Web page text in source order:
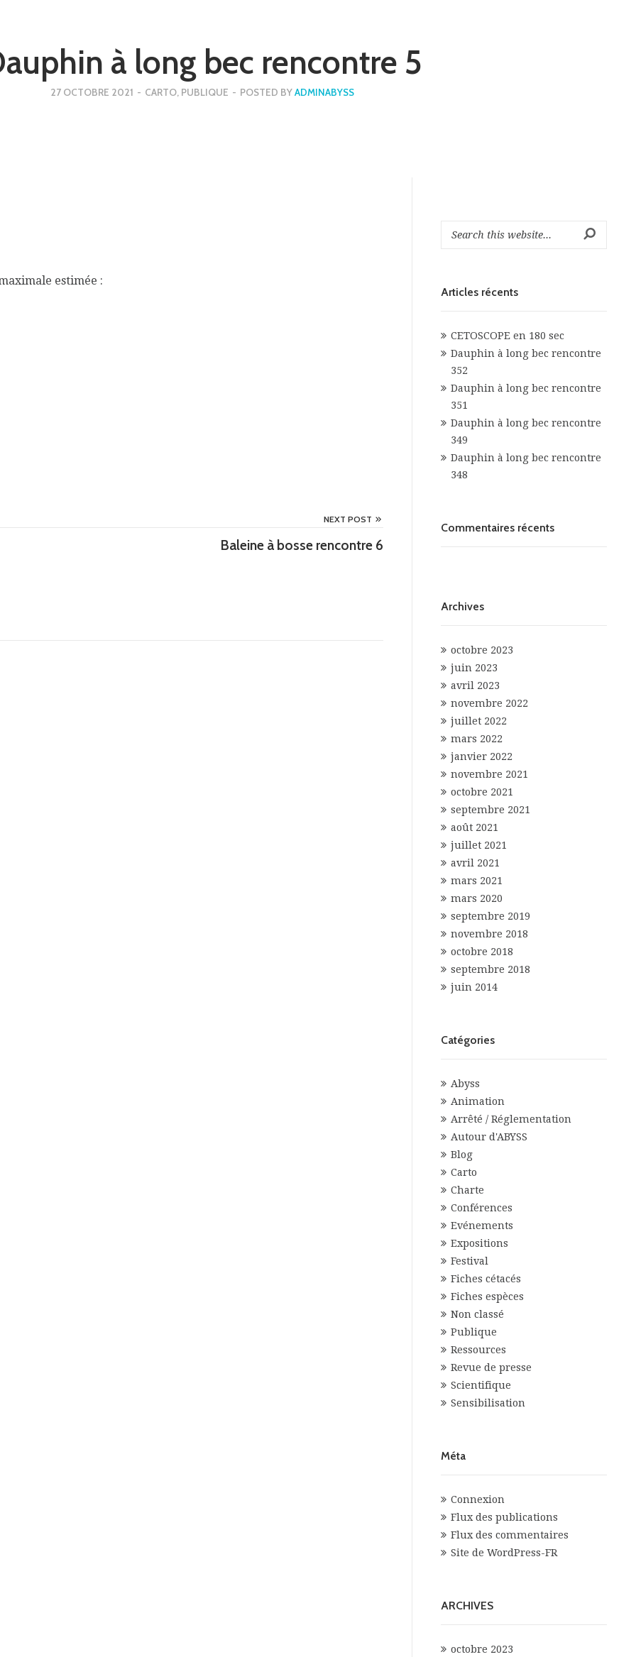
à long bec rencontre 5
27 OCTOBRE 2021 - CARTO, PUBLIQUE - POSTED BYADMINABYSS
estimée :
NEXT POST
Baleine à bosse rencontre 6
Articles récents
CETOSCOPE en 180 sec
Dauphin à long bec rencontre
352
Dauphin à long bec rencontre
351
Dauphin à long bec rencontre
349
Dauphin à long bec rencontre
348
Commentaires récents
Archives
octobre 2023
juin 2023
avril 2023
novembre 2022
juillet 2022
mars 2022
janvier 2022
novembre 2021
octobre 2021
septembre 2021
août 2021
juillet 2021
avril 2021
mars 2021
mars 2020
septembre 2019
novembre 2018
octobre 2018
septembre 2018
juin 2014
Catégories
Abyss
Animation
Arrêté / Réglementation
Autour d'ABYSS
Blog
Carto
Charte
Conférences
Evénements
Expositions
Festival
Fiches cétacés
Fiches espèces
Non classé
Publique
Ressources
Revue de presse
Scientifique
Sensibilisation
Méta
Connexion
Flux des publications
Flux des commentaires
Site de WordPress-FR
ARCHIVES
octobre 2023